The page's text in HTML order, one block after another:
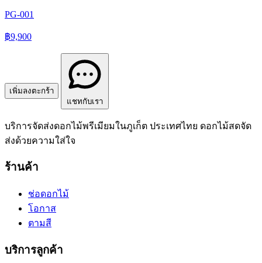
PG-001
฿9,900
เพิ่มลงตะกร้า
แชทกับเรา
บริการจัดส่งดอกไม้พรีเมียมในภูเก็ต ประเทศไทย ดอกไม้สดจัด
ส่งด้วยความใส่ใจ
ร้านค้า
ช่อดอกไม้
โอกาส
ตามสี
บริการลูกค้า